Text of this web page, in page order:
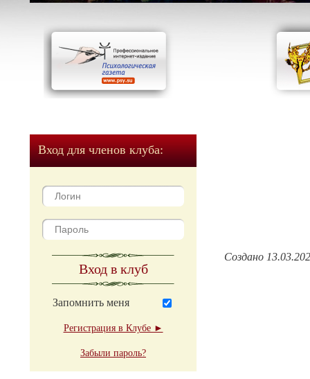
Вход для членов клуба:
Вход в клуб
Запомнить меня
Регистрация в Клубе ►
Забыли пароль?
Создано